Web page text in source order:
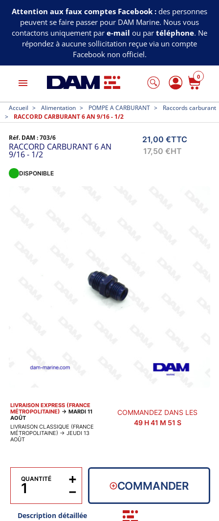
Attention aux faux comptes Facebook : des personnes
peuvent se faire passer pour DAM Marine. Nous vous
contactons uniquement par e-mail ou par téléphone. Ne
répondez à aucune sollicitation reçue via un compte
Facebook non officiel.
menu
0
Accueil Alimentation POMPE A CARBURANT
Raccords carburant
RACCORD CARBURANT 6 AN 9/16 - 1/2
Réf. DAM :703/6
RACCORD CARBURANT 6 AN
9/16 - 1/2
21,00 €TTC
17,50 €HT
DISPONIBLE
LIVRAISON EXPRESS (FRANCE
MÉTROPOLITAINE) → MARDI 11
AOÛT
LIVRAISON CLASSIQUE (FRANCE
MÉTROPOLITAINE) → JEUDI 13
AOÛT
COMMANDEZ DANS LES
49H41 M 51 S
QUANTITÉ
−
+ COMMANDER
Description détaillée